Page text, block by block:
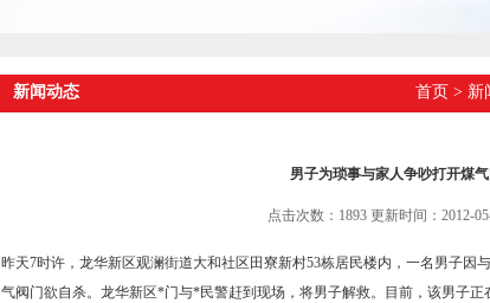
新闻动态 首页 > 新
男子为琐事与家人争吵打开煤气
点击次数：1893 更新时间：2012-
昨天7时许，龙华新区观澜街道大和社区田寮新村53栋居民楼内，一名男子因
气阀门欲自杀。龙华新区*门与*民警赶到现场，将男子解救。目前，该男子